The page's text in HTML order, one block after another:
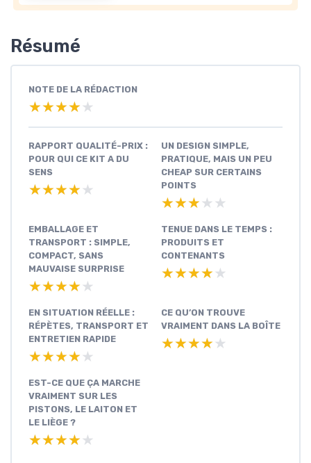
Résumé
NOTE DE LA RÉDACTION
★★★★★
★★★★★
RAPPORT QUALITÉ-PRIX :
POUR QUI CE KIT A DU
SENS
★★★★★
★★★★★
UN DESIGN SIMPLE,
PRATIQUE, MAIS UN PEU
CHEAP SUR CERTAINS
POINTS
★★★★★
★★★★★
EMBALLAGE ET
TRANSPORT : SIMPLE,
COMPACT, SANS
MAUVAISE SURPRISE
★★★★★
★★★★★
TENUE DANS LE TEMPS :
PRODUITS ET
CONTENANTS
★★★★★
★★★★★
EN SITUATION RÉELLE :
RÉPÈTES, TRANSPORT ET
ENTRETIEN RAPIDE
★★★★★
★★★★★
CE QU’ON TROUVE
VRAIMENT DANS LA BOÎTE
★★★★★
★★★★★
EST-CE QUE ÇA MARCHE
VRAIMENT SUR LES
PISTONS, LE LAITON ET
LE LIÈGE ?
★★★★★
★★★★★